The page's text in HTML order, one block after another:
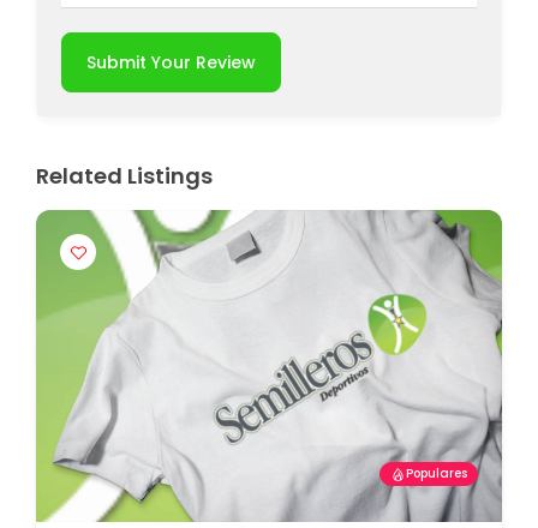
Submit Your Review
Related Listings
Populares